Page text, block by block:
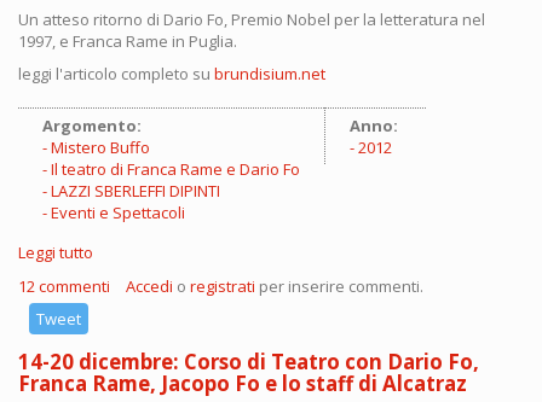
Un atteso ritorno di Dario Fo, Premio Nobel per la letteratura nel
1997, e Franca Rame in Puglia.
leggi l'articolo completo su brundisium.net
Argomento:
Mistero Buffo
Il teatro di Franca Rame e Dario Fo
LAZZI SBERLEFFI DIPINTI
Eventi e Spettacoli
Anno:
2012
Leggi tutto
12 commenti
Accedi o registrati per inserire commenti.
Tweet
14-20 dicembre: Corso di Teatro con Dario Fo,
Franca Rame, Jacopo Fo e lo staff di Alcatraz